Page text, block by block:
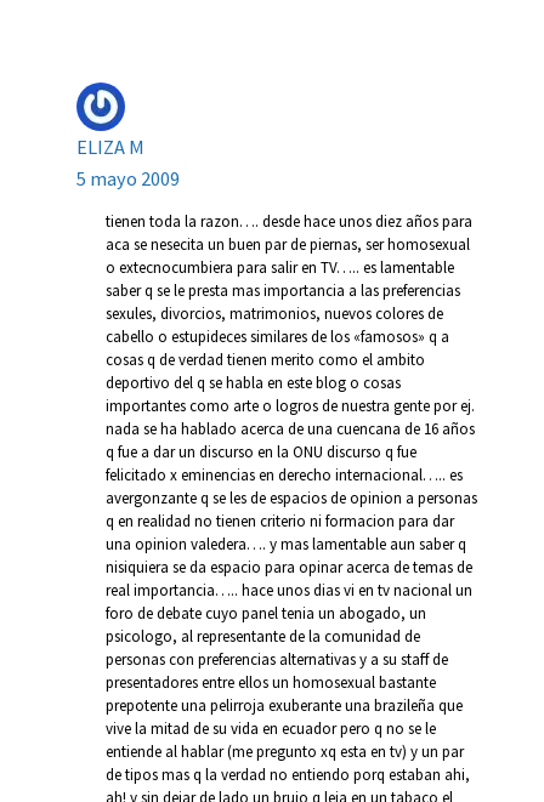
ELIZA M
5 mayo 2009
tienen toda la razon…. desde hace unos diez años para
aca se nesecita un buen par de piernas, ser homosexual
o extecnocumbiera para salir en TV….. es lamentable
saber q se le presta mas importancia a las preferencias
sexules, divorcios, matrimonios, nuevos colores de
cabello o estupideces similares de los «famosos» q a
cosas q de verdad tienen merito como el ambito
deportivo del q se habla en este blog o cosas
importantes como arte o logros de nuestra gente por ej.
nada se ha hablado acerca de una cuencana de 16 años
q fue a dar un discurso en la ONU discurso q fue
felicitado x eminencias en derecho internacional….. es
avergonzante q se les de espacios de opinion a personas
q en realidad no tienen criterio ni formacion para dar
una opinion valedera…. y mas lamentable aun saber q
nisiquiera se da espacio para opinar acerca de temas de
real importancia….. hace unos dias vi en tv nacional un
foro de debate cuyo panel tenia un abogado, un
psicologo, al representante de la comunidad de
personas con preferencias alternativas y a su staff de
presentadores entre ellos un homosexual bastante
prepotente una pelirroja exuberante una brazileña que
vive la mitad de su vida en ecuador pero q no se le
entiende al hablar (me pregunto xq esta en tv) y un par
de tipos mas q la verdad no entiendo porq estaban ahi,